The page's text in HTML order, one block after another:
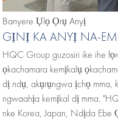
Banyere Ụlọ Ọrụ Anyị
GỊNỊ KA ANYỊ NA-
HQC Group guzosiri ike ihe
ọkachamara kemịkalụ
dị ndụ, akụrụngwa ịchọ mma,
ngwaahịa kemịkal dị mma.
nke Korea, Japan, Ndịda Ebe